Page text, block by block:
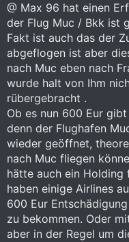
@ Max 96 hat einen
der Flug Muc / Bkk ist
Fakt ist auch das der
abgeflogen ist aber
nach Muc eben nach
wurde halt von Ihm
rübergebracht .
Ob es nun 600 Eur
denn der Flughafen
wieder geöffnet,
nach Muc fliegen
hätte auch ein Holding
haben einige Airlines
600 Eur
zu bekommen. Oder
aber in der Regel um